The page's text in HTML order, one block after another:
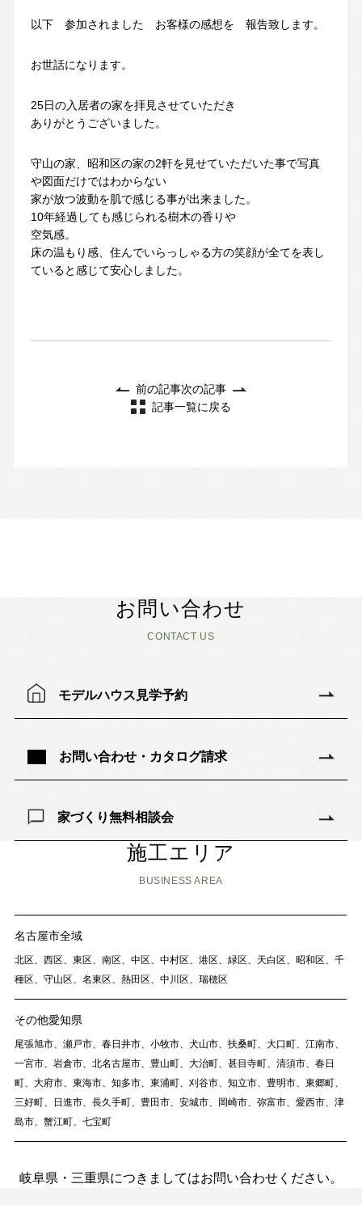
モデルハウス見学予約
お問い合わせ・カタログ請求
OFFICIAL SNS
以下 参加されました お客様の感想を 報告致します。
お世話になります。
25日の入居者の家を拝見させていただき
ありがとうございました。
守山の家、昭和区の家の2軒を見せていただいた事で写真
や図面だけではわからない
家が放つ波動を肌で感じる事が出来ました。
10年経過しても感じられる樹木の香りや
空気感。
床の温もり感、住んでいらっしゃる方の笑顔が全てを表し
ていると感じて安心しました。
前の記事
記事一覧に戻る
次の記事
お問い合わせ
CONTACT US
モデルハウス見学予約
お問い合わせ・カタログ請求
家づくり無料相談会
施工エリア
BUSINESS AREA
名古屋市全域
北区、西区、東区、南区、中区、中村区、港区、緑区、天白区、昭和区、千
種区、守山区、名東区、熱田区、中川区、瑞穂区
その他愛知県
尾張旭市、瀬戸市、春日井市、小牧市、犬山市、扶桑町、大口町、江南市、
一宮市、岩倉市、北名古屋市、豊山町、大治町、甚目寺町、清須市、春日
町、大府市、東海市、知多市、東浦町、刈谷市、知立市、豊明市、東郷町、
三好町、日進市、長久手町、豊田市、安城市、岡崎市、弥富市、愛西市、津
島市、蟹江町、七宝町
岐阜県・三重県につきましてはお問い合わせください。